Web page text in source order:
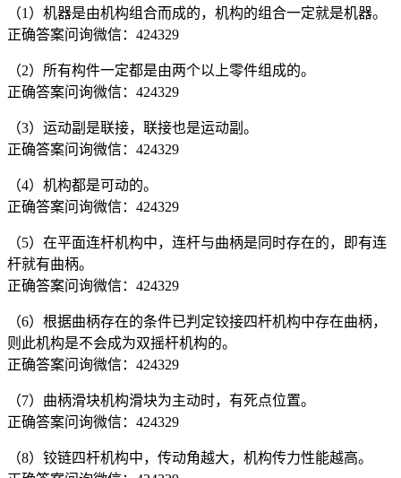
（1）机器是由机构组合而成的，机构的组合一定就是机器。
正确答案问询微信：424329
（2）所有构件一定都是由两个以上零件组成的。
正确答案问询微信：424329
（3）运动副是联接，联接也是运动副。
正确答案问询微信：424329
（4）机构都是可动的。
正确答案问询微信：424329
（5）在平面连杆机构中，连杆与曲柄是同时存在的，即有连
杆就有曲柄。
正确答案问询微信：424329
（6）根据曲柄存在的条件已判定铰接四杆机构中存在曲柄，
则此机构是不会成为双摇杆机构的。
正确答案问询微信：424329
（7）曲柄滑块机构滑块为主动时，有死点位置。
正确答案问询微信：424329
（8）铰链四杆机构中，传动角越大，机构传力性能越高。